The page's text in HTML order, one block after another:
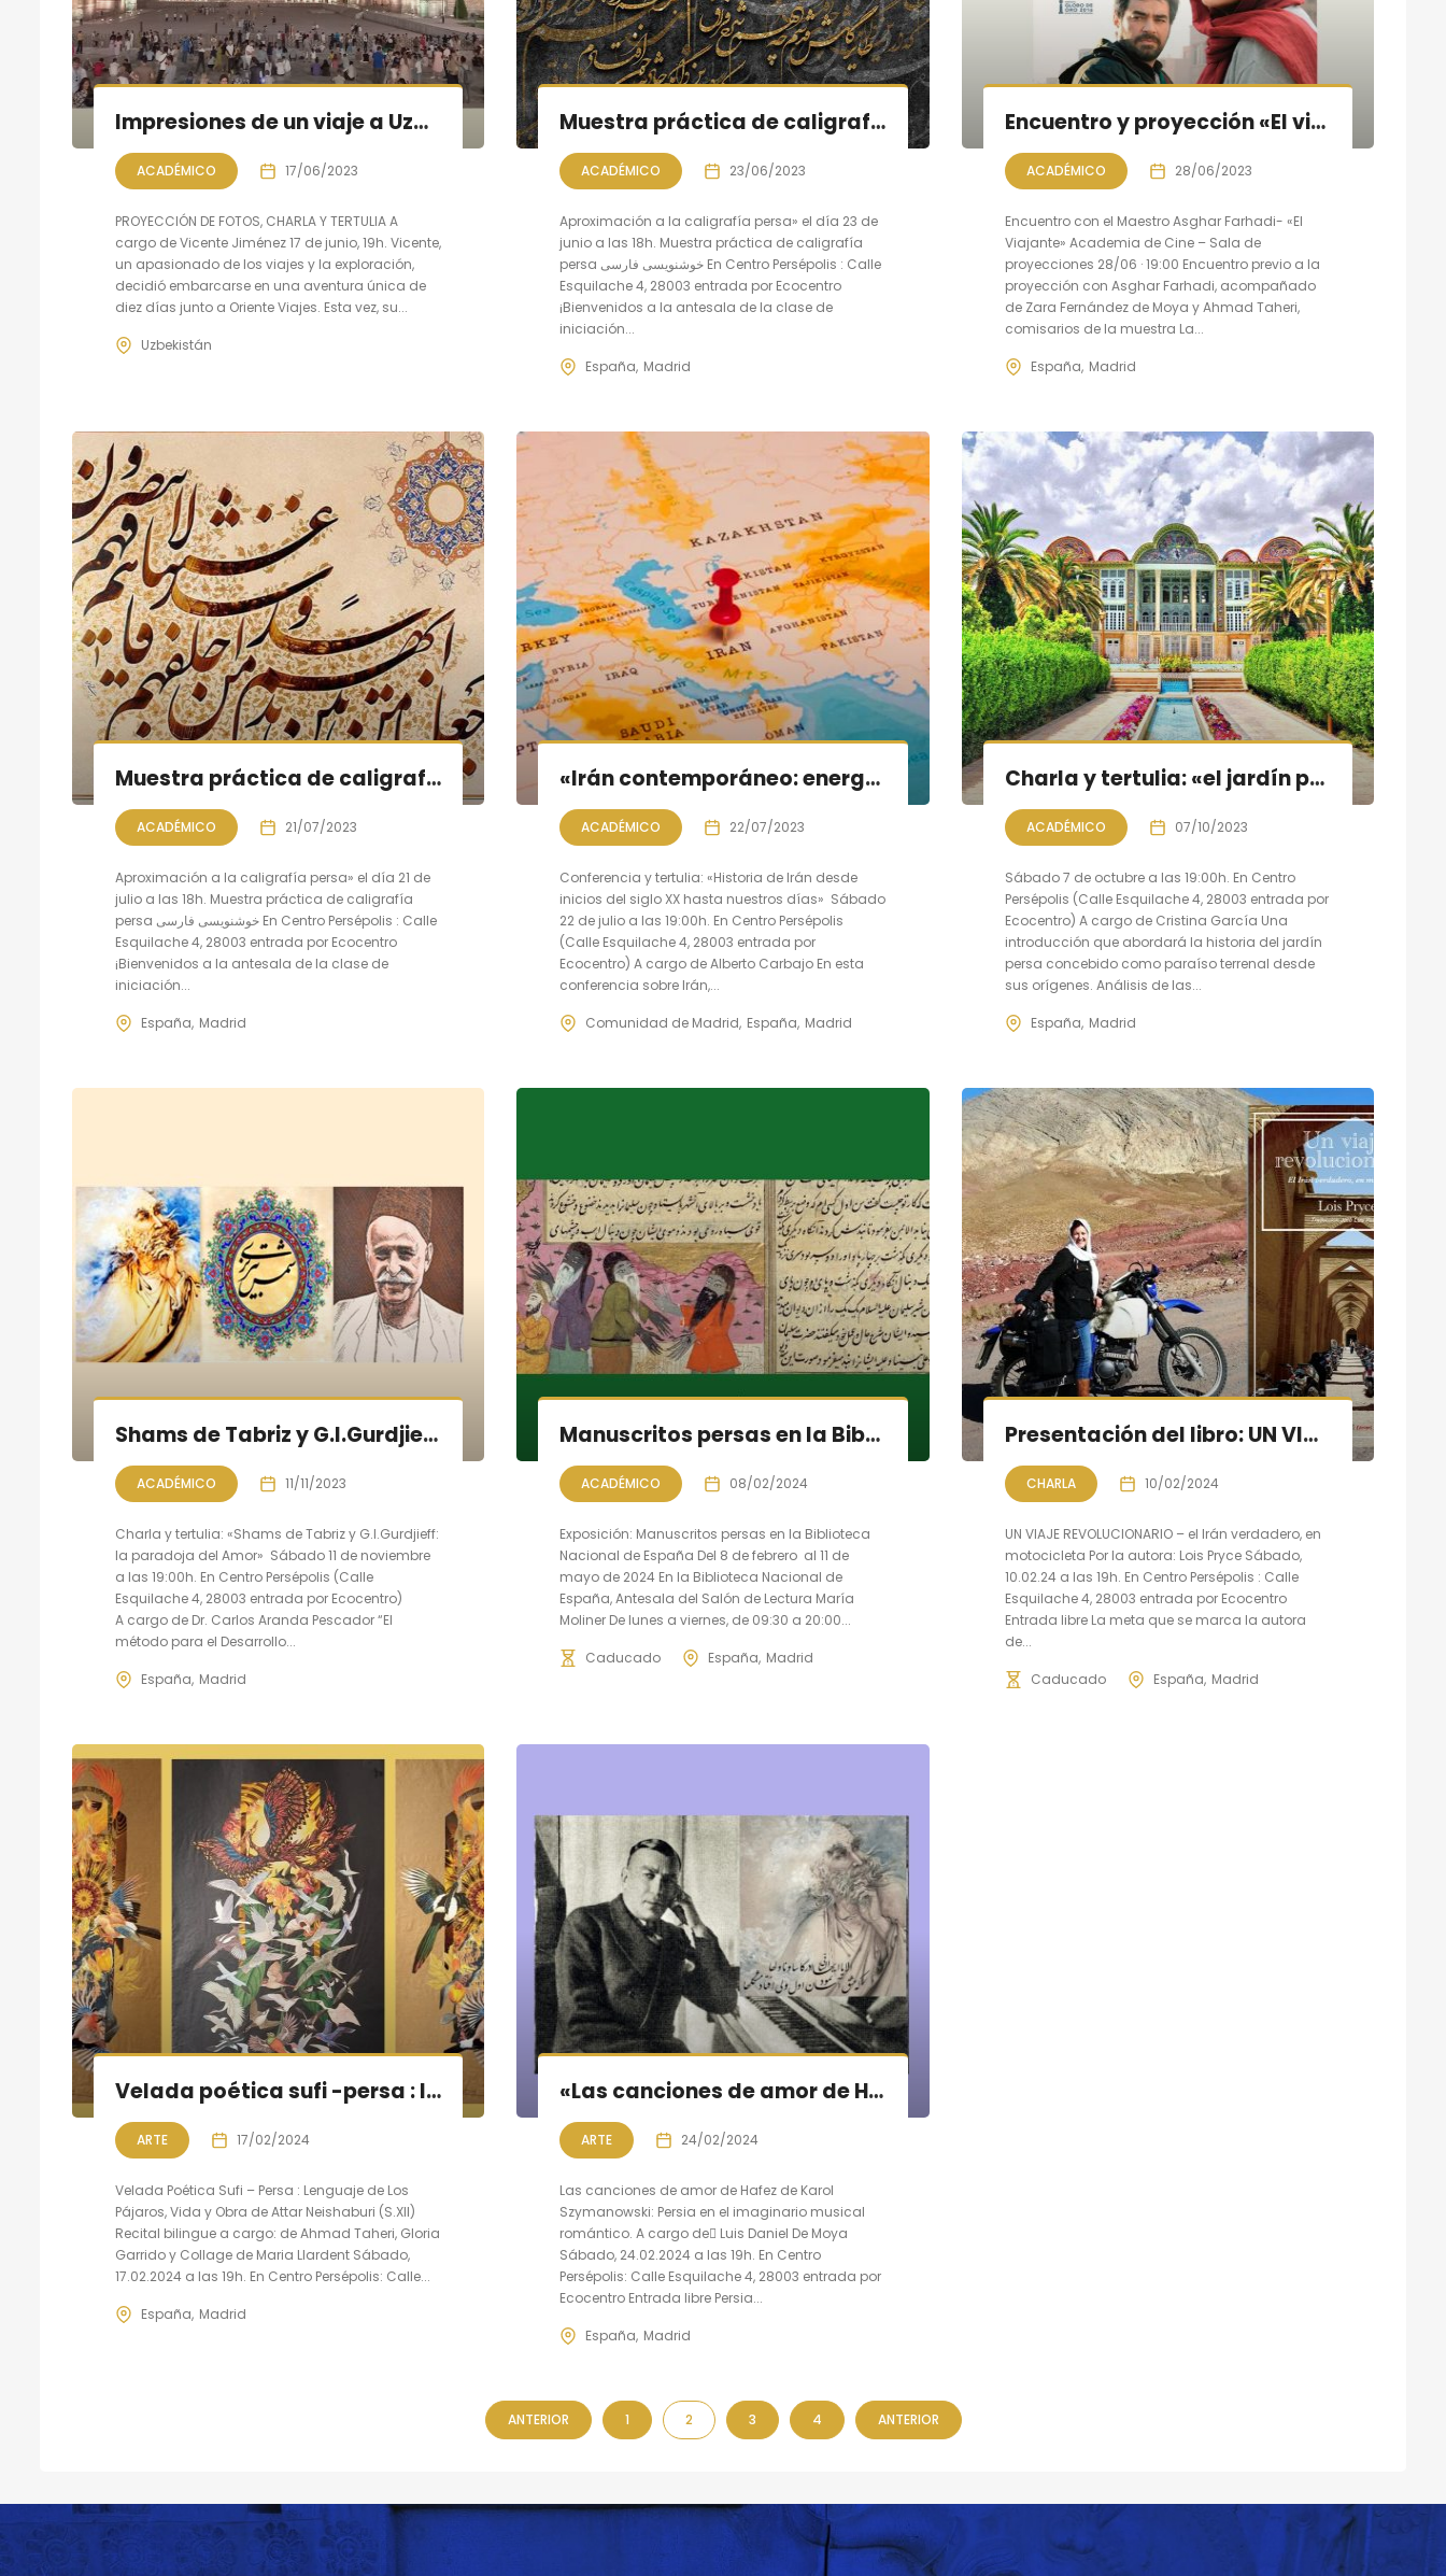
Impresiones de un viaje a Uzbekistán, a cargo de Vicente Jiménez.
ACADÉMICO 17/06/2023
PROYECCIÓN DE FOTOS, CHARLA Y TERTULIA A
cargo de Vicente Jiménez 17 de junio, 19h. Vicente,
un apasionado de los viajes y la exploración,
decidió embarcarse en una aventura única de
diez días junto a Oriente Viajes. Esta vez, su...
Uzbekistán
Muestra práctica de caligrafía persa, sesión X
ACADÉMICO 23/06/2023
Aproximación a la caligrafía persa» el día 23 de
junio a las 18h. Muestra práctica de caligrafía
persa خوشنویسی فارسی En Centro Persépolis : Calle
Esquilache 4, 28003 entrada por Ecocentro
¡Bienvenidos a la antesala de la clase de
iniciación...
España Madrid
Encuentro y proyección «El viajante» con Asghar Farhadi
ACADÉMICO 28/06/2023
Encuentro con el Maestro Asghar Farhadi- «El
Viajante» Academia de Cine – Sala de
proyecciones 28/06 · 19:00 Encuentro previo a la
proyección con Asghar Farhadi, acompañado
de Zara Fernández de Moya y Ahmad Taheri,
comisarios de la muestra La...
España Madrid
Muestra práctica de caligrafía persa
ACADÉMICO 21/07/2023
Aproximación a la caligrafía persa» el día 21 de
julio a las 18h. Muestra práctica de caligrafía
persa خوشنویسی فارسی En Centro Persépolis : Calle
Esquilache 4, 28003 entrada por Ecocentro
¡Bienvenidos a la antesala de la clase de
iniciación...
España Madrid
«Irán contemporáneo: energía y geoestrategia»; conferencia y tertulia
ACADÉMICO 22/07/2023
Conferencia y tertulia: «Historia de Irán desde
inicios del siglo XX hasta nuestros días» Sábado
22 de julio a las 19:00h. En Centro Persépolis
(Calle Esquilache 4, 28003 entrada por
Ecocentro) A cargo de Alberto Carbajo En esta
conferencia sobre Irán,...
Comunidad de Madrid España Madrid
Charla y tertulia: «el jardín persa, un paraíso en la tierra»
ACADÉMICO 07/10/2023
Sábado 7 de octubre a las 19:00h. En Centro
Persépolis (Calle Esquilache 4, 28003 entrada por
Ecocentro) A cargo de Cristina García Una
introducción que abordará la historia del jardín
persa concebido como paraíso terrenal desde
sus orígenes. Análisis de las...
España Madrid
Shams de Tabriz y G.I.Gurdjieff: la paradoja del Amor
ACADÉMICO 11/11/2023
Charla y tertulia: «Shams de Tabriz y G.I.Gurdjieff:
la paradoja del Amor» Sábado 11 de noviembre
a las 19:00h. En Centro Persépolis (Calle
Esquilache 4, 28003 entrada por Ecocentro)
A cargo de Dr. Carlos Aranda Pescador “El
método para el Desarrollo...
España Madrid
Manuscritos persas en la Biblioteca Nacional de España
ACADÉMICO 08/02/2024
Exposición: Manuscritos persas en la Biblioteca
Nacional de España Del 8 de febrero al 11 de
mayo de 2024 En la Biblioteca Nacional de
España, Antesala del Salón de Lectura María
Moliner De lunes a viernes, de 09:30 a 20:00...
Caducado España Madrid
Presentación del libro: UN VIAJE REVOLUCIONARIO – el Irán verdadero, en motocicleta De Lois Pryce
CHARLA 10/02/2024
UN VIAJE REVOLUCIONARIO – el Irán verdadero, en
motocicleta Por la autora: Lois Pryce Sábado,
10.02.24 a las 19h. En Centro Persépolis : Calle
Esquilache 4, 28003 entrada por Ecocentro
Entrada libre La meta que se marca la autora
de...
Caducado España Madrid
Velada poética sufi -persa : lenguaje de los pájaros, Vida y obra de Attar Neishaburi (S.XII)
ARTE 17/02/2024
Velada Poética Sufi – Persa : Lenguaje de Los
Pájaros, Vida y Obra de Attar Neishaburi (S.XII)
Recital bilingue a cargo: de Ahmad Taheri, Gloria
Garrido y Collage de Maria Llardent Sábado,
17.02.2024 a las 19h. En Centro Persépolis: Calle...
España Madrid
«Las canciones de amor de Hafiz de Karol Szymanowski : Persia en el imaginario musical romántico.»
ARTE 24/02/2024
Las canciones de amor de Hafez de Karol
Szymanowski: Persia en el imaginario musical
romántico. A cargo de ِLuis Daniel De Moya
Sábado, 24.02.2024 a las 19h. En Centro
Persépolis: Calle Esquilache 4, 28003 entrada por
Ecocentro Entrada libre Persia...
España Madrid
ANTERIOR 1 2 3 4 ANTERIOR